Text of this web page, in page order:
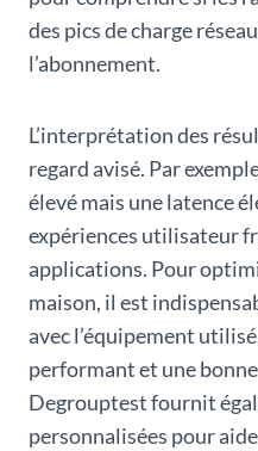
des pics de charge
l’abonnement.
L’interprétation des
regard avisé. Par
élevé mais une latence
expériences utilisateur
applications. Pour
maison, il est
avec l’équipement
performant et une
Degrouptest fournit
personnalisées pour